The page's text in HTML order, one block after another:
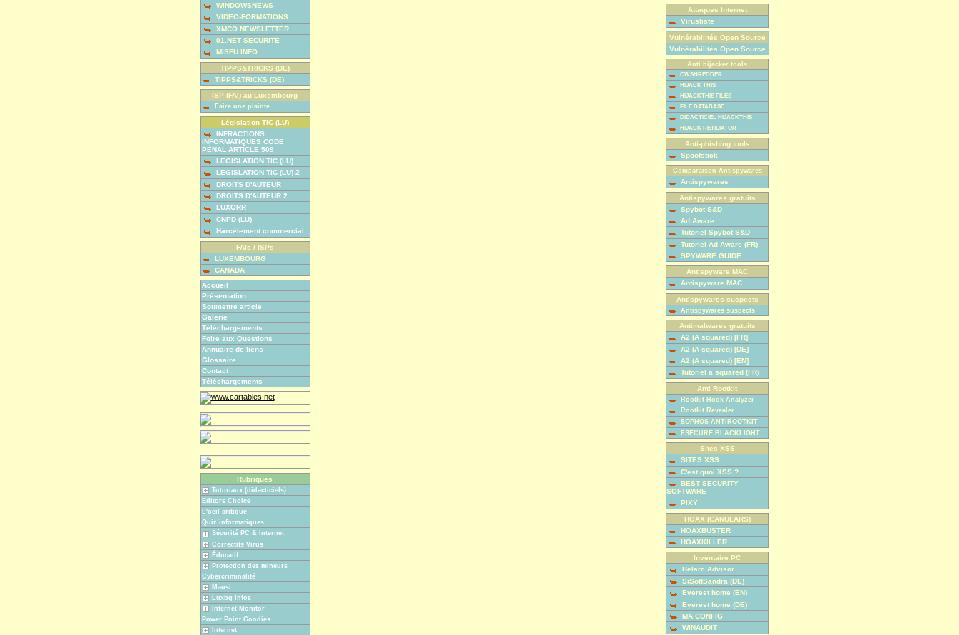
WINDOWSNEWS
VIDEO-FORMATIONS
XMCO NEWSLETTER
01.NET SECURITE
MISFU INFO
TIPPS&TRICKS (DE)
TIPPS&TRICKS (DE)
ISP (FAI) au Luxembourg
Faire une plainte
Législation TIC (LU)
INFRACTIONS
INFORMATIQUES CODE
PÉNAL ARTICLE 509
LEGISLATION TIC (LU)
LEGISLATION TIC (LU)-2
DROITS D'AUTEUR
DROITS D'AUTEUR 2
LUXORR
CNPD (LU)
Harcèlement commercial
FAIs / ISPs
LUXEMBOURG
CANADA
Accueil
Présentation
Soumettre article
Galerie
Téléchargements
Foire aux Questions
Annuaire de liens
Glossaire
Contact
Téléchargements
Rubriques
Tutoriaux (didacticiels)
Editors Choice
L'oeil critique
Quiz informatiques
Sécurité PC & Internet
Correctifs Virus
Éducatif
Protection des mineurs
Cybercriminalité
Mausi
Luxbg Infos
Internet Monitor
Power Point Goodies
Internet
Attaques Internet
Virusliste
Vulnérabilités Open Source
Vulnérabilités Open Source
Anti hijacker tools
CWSHREDDER
HIJACK THIS
HIJACKTHIS FILES
FILE DATABASE
DIDACTICIEL HIJACKTHIS
HIJACK RETILIATOR
Anti-phishing tools
Spoofstick
Comparaison Antispywares
Antispywares
Antispywares gratuits
Spybot S&D
Ad Aware
Tutoriel Spybot S&D
Tutoriel Ad Aware (FR)
SPYWARE GUIDE
Antispyware MAC
Antispyware MAC
Antispywares suspects
Antispywares suspects
Antimalwares gratuits
A2 (A squared) [FR]
A2 (A squared) [DE]
A2 (A squared) [EN]
Tutoriel a squared (FR)
Anti Rootkit
Rootkit Hook Analyzer
Rootkit Revealer
SOPHOS ANTIROOTKIT
FSECURE BLACKLIGHT
Sites XSS
SITES XSS
C'est quoi XSS ?
BEST SECURITY
SOFTWARE
PIXY
HOAX (CANULARS)
HOAXBUSTER
HOAXKILLER
Inventaire PC
Belarc Advisor
SiSoftSandra (DE)
Everest home (EN)
Everest home (DE)
MA CONFIG
WINAUDIT